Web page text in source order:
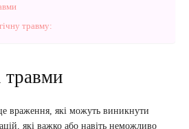
травму:
травми
враження, які можуть виникнути
які важко або навіть неможливо